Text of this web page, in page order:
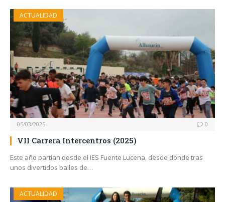
ACTUALIDAD
05/03/2025 0
VII Carrera Intercentros (2025)
Este año partían desde el IES Fuente Lucena, desde donde tras
unos divertidos bailes de…
ACTUALIDAD